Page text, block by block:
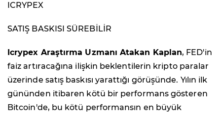
ICRYPEX
SATIŞ BASKISI SÜREBİLİR
Icrypex Araştırma Uzmanı Atakan Kaplan, FED'in
faiz artıracağına ilişkin beklentilerin kripto paralar
üzerinde satış baskısı yarattığı görüşünde. Yılın ilk
gününden itibaren kötü bir performans gösteren
Bitcoin'de, bu kötü performansın en büyük